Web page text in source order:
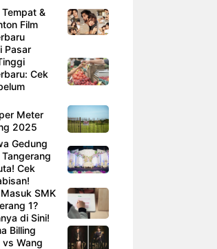
&
Film
Pasar
Cek
Meter
2025
Gedung
Cek
SMK
1?
di Sini!
Billing
vs Wang